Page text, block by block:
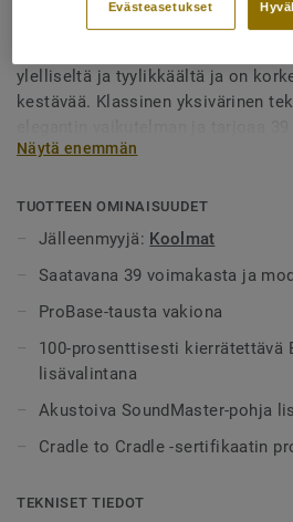
ylelliseltä ja tyylikkäältä ja on
kestävää. Klassinen yksivärinen
värivaihtoehtoa antrasiitista,
Mahdollisuudet luoda tyylikkäitä
loputtomat.
Näytä enemmän
TUOTTEEN OMINAISUUDET
Jälleenmyyjä: Koolmat
Saatavana 39 voimakasta ja
ProBase-tausta vakiona
100-prosenttisesti kierrätettävä
lisävalintana
Akustoiva SoundMaster-pohja
Cradle to Cradle -sertifikaatin
TEKNISET TIEDOT
Evästeasetukset